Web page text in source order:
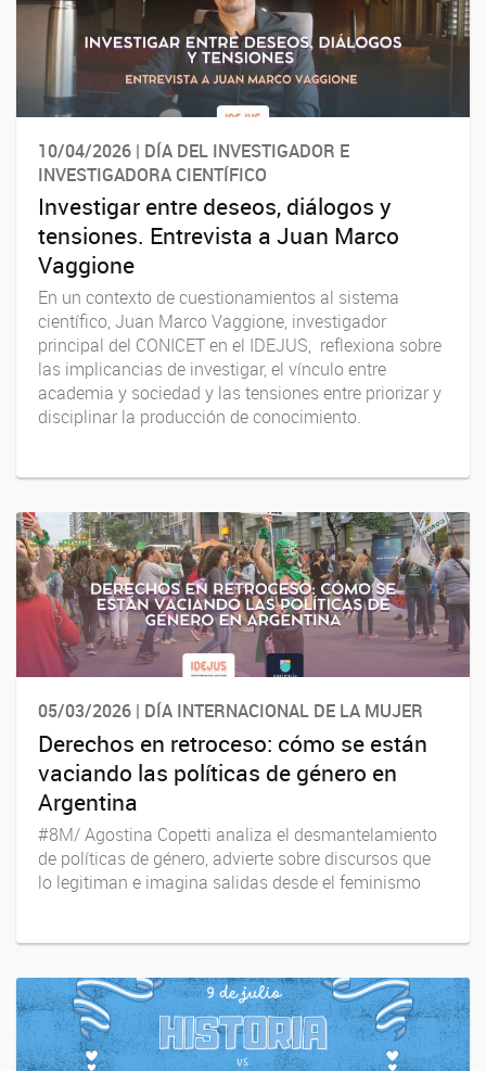
10/04/2026 | DÍA DEL INVESTIGADOR E
INVESTIGADORA CIENTÍFICO
Investigar entre deseos, diálogos y
tensiones. Entrevista a Juan Marco
Vaggione
En un contexto de cuestionamientos al sistema
científico, Juan Marco Vaggione, investigador
principal del CONICET en el IDEJUS, reflexiona sobre
las implicancias de investigar, el vínculo entre
academia y sociedad y las tensiones entre priorizar y
disciplinar la producción de conocimiento.
05/03/2026 | DÍA INTERNACIONAL DE LA MUJER
Derechos en retroceso: cómo se están
vaciando las políticas de género en
Argentina
#8M/ Agostina Copetti analiza el desmantelamiento
de políticas de género, advierte sobre discursos que
lo legitiman e imagina salidas desde el feminismo